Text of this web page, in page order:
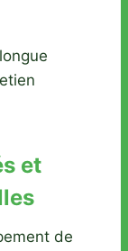
et
de